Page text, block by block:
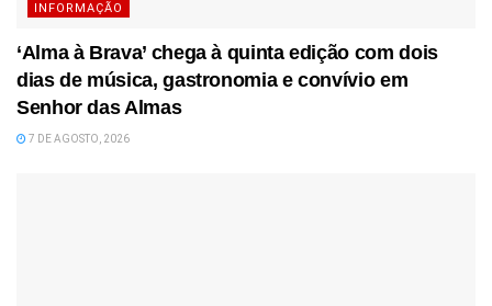
INFORMAÇÃO
‘Alma à Brava’ chega à quinta edição com dois
dias de música, gastronomia e convívio em
Senhor das Almas
7 DE AGOSTO, 2026